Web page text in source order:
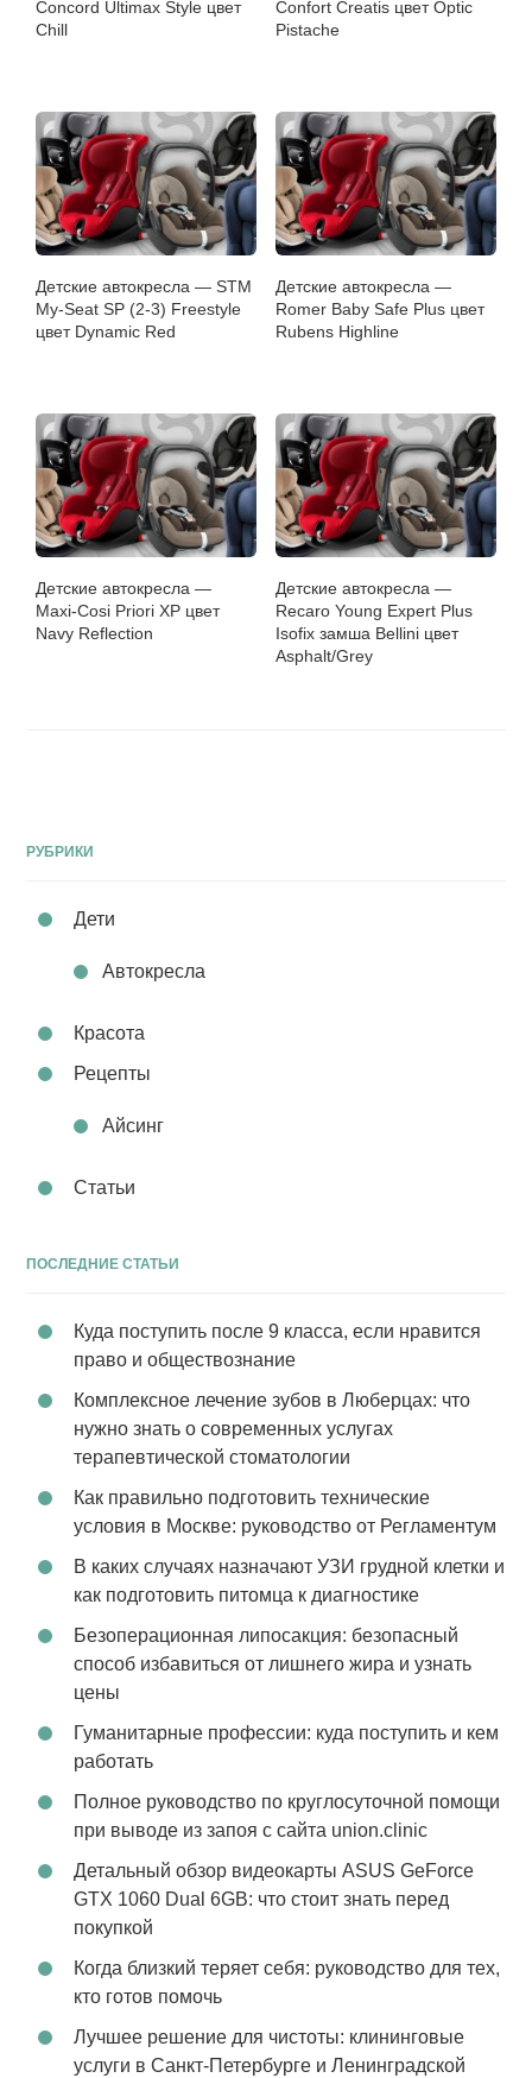
Concord Ultimax Style цвет
Chill
Confort Creatis цвет Optic
Pistache
Детские автокресла — STM
My-Seat SP (2-3) Freestyle
цвет Dynamic Red
Детские автокресла —
Romer Baby Safe Plus цвет
Rubens Highline
Детские автокресла —
Maxi-Cosi Priori XP цвет
Navy Reflection
Детские автокресла —
Recaro Young Expert Plus
Isofix замша Bellini цвет
Asphalt/Grey
РУБРИКИ
Дети
Автокресла
Красота
Рецепты
Айсинг
Статьи
ПОСЛЕДНИЕ СТАТЬИ
Куда поступить после 9 класса, если нравится
право и обществознание
Комплексное лечение зубов в Люберцах: что
нужно знать о современных услугах
терапевтической стоматологии
Как правильно подготовить технические
условия в Москве: руководство от Регламентум
В каких случаях назначают УЗИ грудной клетки и
как подготовить питомца к диагностике
Безоперационная липосакция: безопасный
способ избавиться от лишнего жира и узнать
цены
Гуманитарные профессии: куда поступить и кем
работать
Полное руководство по круглосуточной помощи
при выводе из запоя с сайта union.clinic
Детальный обзор видеокарты ASUS GeForce
GTX 1060 Dual 6GB: что стоит знать перед
покупкой
Когда близкий теряет себя: руководство для тех,
кто готов помочь
Лучшее решение для чистоты: клининговые
услуги в Санкт-Петербурге и Ленинградской